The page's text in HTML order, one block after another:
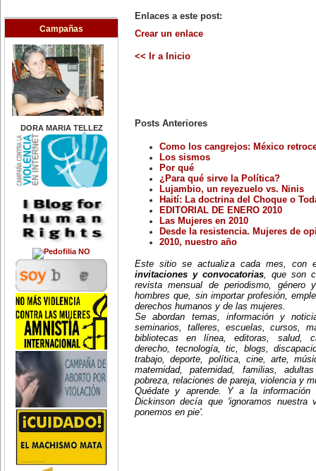
-En 2003 Doce calles de un sector
urbano de Santo Domingo son
bautizadas con los nombres de 12
mujeres que tuvieron una
actuación en el campo de la
enseñanza, las letras, artes y en
la causa de los derechos de las
mujeres.
31 de marzo:
Día Mundial del Agua.
4 de febrero:
-Se suicida Violeta Parra (1917-
1967), cantautora, recopiladora
del folklore y artista plástica
chilena, y una de las figuras más
relevantes de la cultura
latinoamericana. Autora de un
destaca 'Gracias a la Vida'.
-Día Mundial contra el Cáncer.
5 de febrero:
Día de la Promulgación de la
Constitución Mexicana.
6 de febrero:
Día contra la Mutilación Genital
Femenina (Ablación).
7 de febrero:
La inglesa Ellen McArthur da la
vuelta al mundo en velero en 72
días, 14 horas, rompiendo récord
mundial (2005).
10 de febrero:
A la edad de 30 años se suicida la
poeta y novelista estadounidense
Silvia Plath (1932-1963), una de
las figuras más relevantes del
panorama literario de Estados
Unidos. La esclavitud de la
condición femenina y la pasión de
la inspiración poética, fueron
temas recurrentes en su escritura.
11 de febrero:
Antonieta Rivas Mercado (1900-
1931), escritora y destacada
promotora cultural mexicana, pone
fin a su vida. Su nombre está
ligado a una época de
Comunicación
Federaciones y organizaciones de
prensa en general:
Agencia de Noticias de México
(Notimex)
Agencia Latinoamericana de
Información (Alai)
Federación Internacional de
Periodistas (IFJ)
Fundación Nuevo Periodismo
Iberoamericano (FNPI)
Red de Periodistas
Noticias Inter Press Service
Diarios del mundo:
Clarín (Argentina)
Corriere della Sera (Italia)
Chasqui. Revista
Latinoamericana de
Comunicación
Editor and Publisher
El País (España)
El Universal (México)
Excélsior (México)
Intercambio Internacional por
la Libertad de Expresión (IFEX)
La Jornada (México)
Le Monde (Francia)
Campañas
DORA MARIA TELLEZ
Enlaces a este post:
Crear un enlace
<< Ir a Inicio
Posts Anteriores
Como los cangrejos: México
Los sismos
Por qué
¿Para qué sirve la Política?
Lujambio, un reyezuelo vs. Ninis
Haití: La doctrina del Choque o
EDITORIAL DE ENERO 2010
Las Mujeres en 2010
Desde la resistencia. Mujeres de
2010, nuestro año
Este sitio se actualiza cada mes, con
invitaciones y convocatorias, que son
revista mensual de periodismo, género
hombres que, sin importar profesión,
derechos humanos y de las mujeres.
Se abordan temas, información y
seminarios, talleres, escuelas, cursos,
bibliotecas en línea, editoras, salud,
derecho, tecnología, tic, blogs,
trabajo, deporte, política, cine, arte,
maternidad, paternidad, familias,
pobreza, relaciones de pareja, violencia y
Quédate y aprende. Y a la
Dickinson decía que 'ignoramos nuestra
ponemos en pie'.